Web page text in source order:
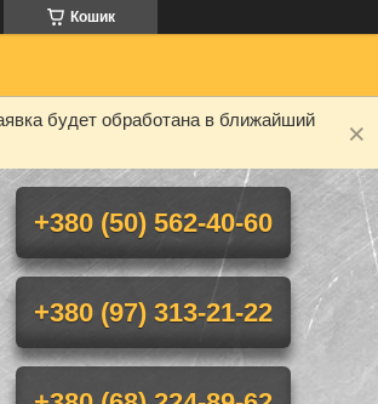
Кошик
будет обработана в ближайший
+380 (50) 562-40-60
+380 (97) 313-21-22